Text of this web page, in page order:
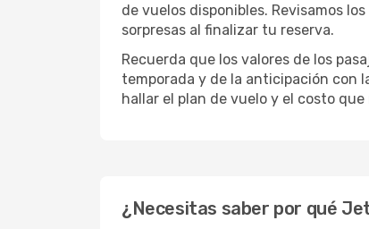
de vuelos disponibles. Revisamos
sorpresas al finalizar tu reserva.
Recuerda que los valores de los
temporada y de la anticipación con
hallar el plan de vuelo y el costo
¿Necesitas saber por qué